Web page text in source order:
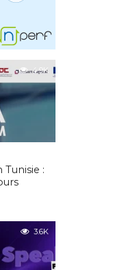
4.9K
Tunisie :
3.6K